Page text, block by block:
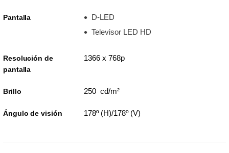
Pantalla
D-LED
Televisor LED HD
Resolución de
pantalla
1366 x 768p
Brillo 250 cd/m²
Ángulo de visión 178º (H)/178º (V)